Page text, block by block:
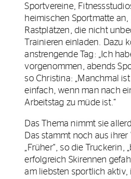
Sportvereine,
heimischen Sportmatte
Rastplätzen, die nicht
Trainieren einladen. Dazu
anstrengende Tag: „Ich
vorgenommen, abends
so Christina: „Manchmal
einfach, wenn man nach
Arbeitstag zu müde ist.“
Das Thema nimmt sie
Das stammt noch aus
„Früher“, so die Truckerin,
erfolgreich Skirennen
am liebsten sportlich aktiv,